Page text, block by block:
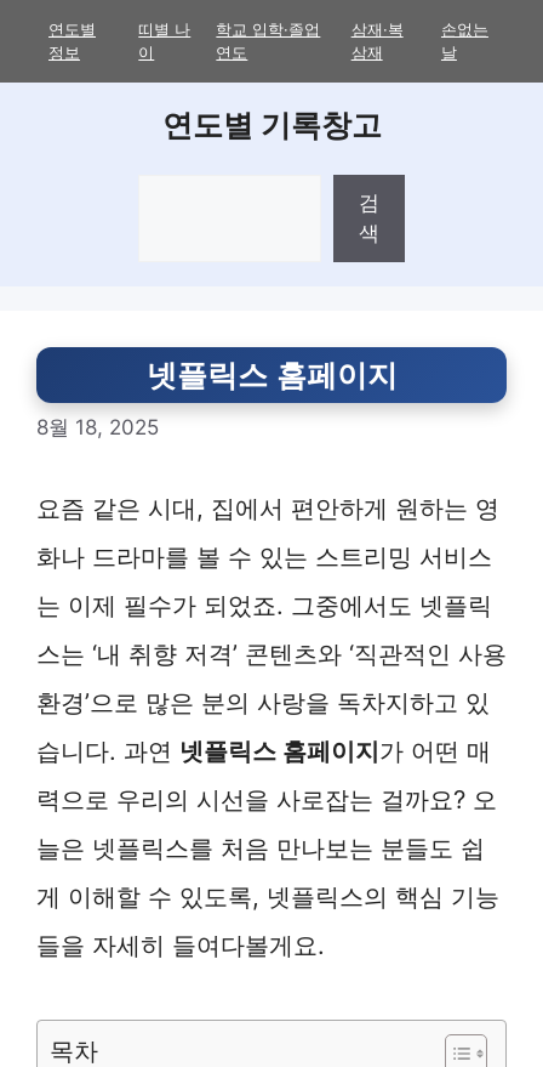
연도별
정보
띠별 나
이
학교 입학·졸업
연도
삼재·복
삼재
손없는
날
연도별 기록창고
검
색
넷플릭스 홈페이지
8월 18, 2025
요즘 같은 시대, 집에서 편안하게 원하는 영
화나 드라마를 볼 수 있는 스트리밍 서비스
는 이제 필수가 되었죠. 그중에서도 넷플릭
스는 ‘내 취향 저격’ 콘텐츠와 ‘직관적인 사용
환경’으로 많은 분의 사랑을 독차지하고 있
습니다. 과연 넷플릭스 홈페이지가 어떤 매
력으로 우리의 시선을 사로잡는 걸까요? 오
늘은 넷플릭스를 처음 만나보는 분들도 쉽
게 이해할 수 있도록, 넷플릭스의 핵심 기능
들을 자세히 들여다볼게요.
목차